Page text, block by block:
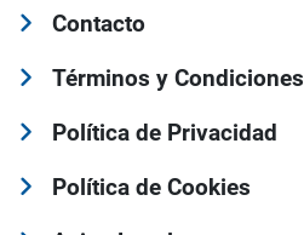
Contacto
Términos y Condiciones
Política de Privacidad
Política de Cookies